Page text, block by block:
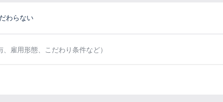
わらない
、雇用形態、こだわり条件など）